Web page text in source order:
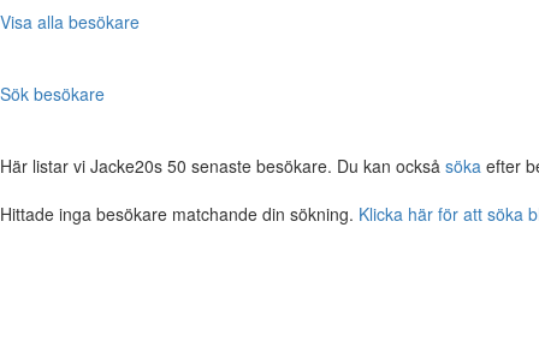
Visa alla besökare
Sök besökare
Här listar vi Jacke20s 50 senaste besökare. Du kan också söka efter
Hittade inga besökare matchande din sökning. Klicka här för att söka